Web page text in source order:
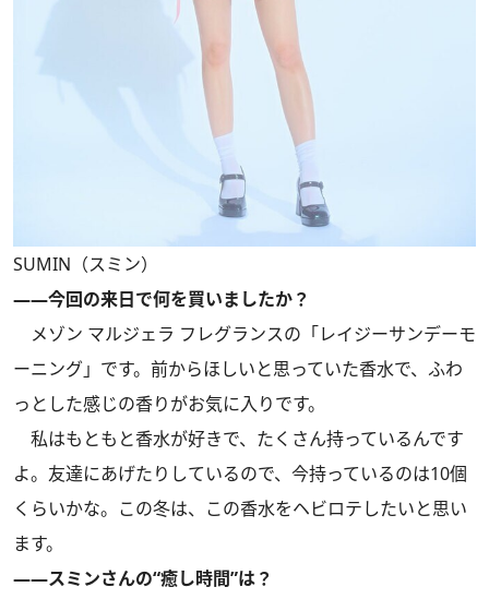
SUMIN（スミン）
――今回の来日で何を買いましたか？
メゾン マルジェラ フレグランスの「レイジーサンデーモ
ーニング」です。前からほしいと思っていた香水で、ふわ
っとした感じの香りがお気に入りです。
私はもともと香水が好きで、たくさん持っているんです
よ。友達にあげたりしているので、今持っているのは10個
くらいかな。この冬は、この香水をヘビロテしたいと思い
ます。
――スミンさんの“癒し時間”は？